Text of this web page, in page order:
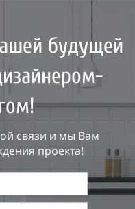
будущей
связи и мы Вам
проекта!